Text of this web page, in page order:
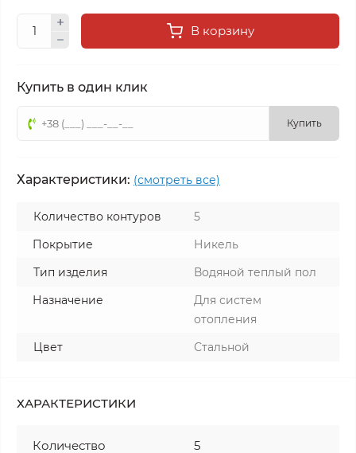
В корзину
Купить в один клик
Купить
Характеристики: (смотреть все)
Количество контуров
5
Покрытие
Никель
Тип изделия
Водяной теплый пол
Назначение
Для систем
отопления
Цвет
Стальной
ХАРАКТЕРИСТИКИ
Количество 5